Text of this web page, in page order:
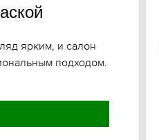
ярким, и салон
подходом.